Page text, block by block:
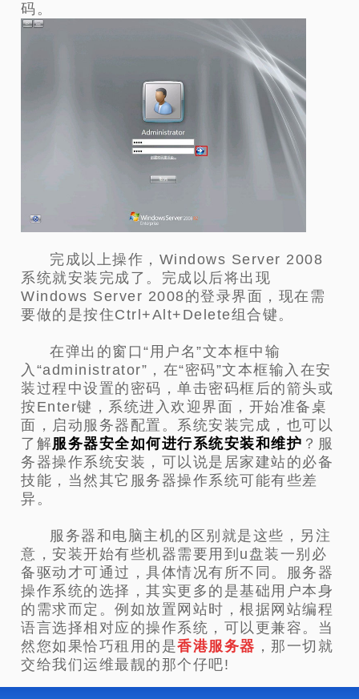
码。
完成以上操作，Windows Server 2008
系统就安装完成了。完成以后将出现
Windows Server 2008的登录界面，现在需
要做的是按住Ctrl+Alt+Delete组合键。
在弹出的窗口“用户名”文本框中输
入“administrator”，在“密码”文本框输入在安
装过程中设置的密码，单击密码框后的箭头或
按Enter键，系统进入欢迎界面，开始准备桌
面，启动服务器配置。系统安装完成，也可以
了解服务器安全如何进行系统安装和维护 ？ 服
务器操作系统安装，可以说是居家建站的必备
技能，当然其它服务器操作系统可能有些差
异。
服务器和电脑主机的区别就是这些，另注
意，安装开始有些机器需要用到u盘装一别必
备驱动才可通过，具体情况有所不同。服务器
操作系统的选择，其实更多的是基础用户本身
的需求而定。例如放置网站时，根据网站编程
语言选择相对应的操作系统，可以更兼容。当
然您如果恰巧租用的是香港服务器 ，那一切就
交给我们运维最靓的那个仔吧!